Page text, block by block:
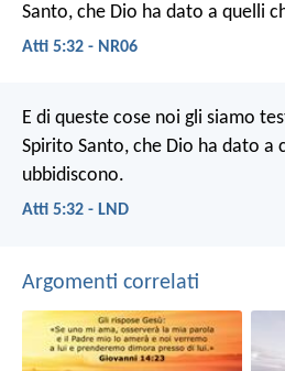
Santo, che Dio ha dato a quelli
Atti 5:32 - NR06
E di queste cose noi gli siamo
Spirito Santo, che Dio ha dato a
ubbidiscono.
Atti 5:32 - LND
Argomenti correlati